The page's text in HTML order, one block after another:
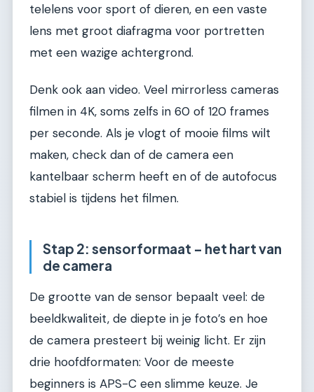
telelens voor sport of dieren, en een vaste
lens met groot diafragma voor portretten
met een wazige achtergrond.
Denk ook aan video. Veel mirrorless cameras
filmen in 4K, soms zelfs in 60 of 120 frames
per seconde. Als je vlogt of mooie films wilt
maken, check dan of de camera een
kantelbaar scherm heeft en of de autofocus
stabiel is tijdens het filmen.
Stap 2: sensorformaat – het hart van
de camera
De grootte van de sensor bepaalt veel: de
beeldkwaliteit, de diepte in je foto’s en hoe
de camera presteert bij weinig licht. Er zijn
drie hoofdformaten: Voor de meeste
beginners is APS-C een slimme keuze. Je